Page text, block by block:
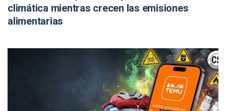
climática mientras crecen las emisiones
alimentarias